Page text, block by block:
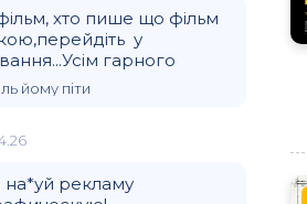
хто пише що фільм
у
гарного
йому піти
рекламу